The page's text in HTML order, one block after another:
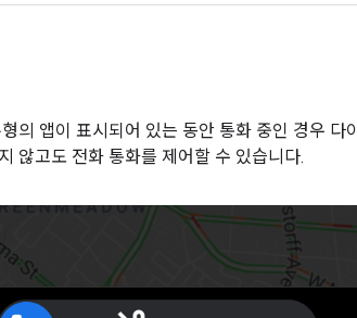
의 앱이 표시되어 있는 동안 통화 중인 경우
않고도 전화 통화를 제어할 수 있습니다.